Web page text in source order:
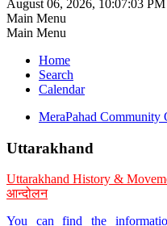
August 06, 2026, 10:07:03 PM
Main Menu
Main Menu
Home
Search
Calendar
MeraPahad Community
Uttarakhand
Uttarakhand History &
आन्दोलन
You can find the